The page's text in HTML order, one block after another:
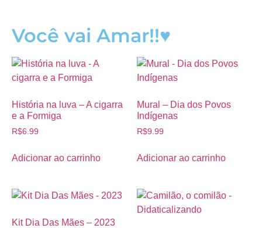
Você vai Amar!!♥
História na luva – A cigarra
e a Formiga
R$6.99
Adicionar ao carrinho
Mural – Dia dos Povos
Indígenas
R$9.99
Adicionar ao carrinho
Kit Dia Das Mães – 2023